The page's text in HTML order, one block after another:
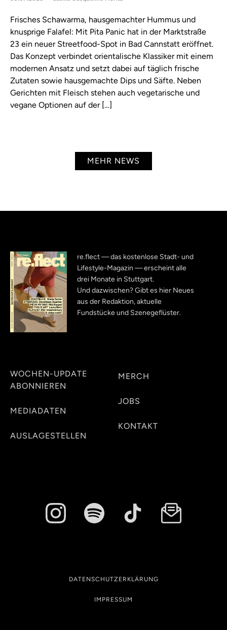
Frisches Schawarma, hausgemachter Hummus und
knusprige Falafel: Mit Pita Panic hat in der Marktstraße
23 ein neuer Streetfood-Spot in Bad Cannstatt eröffnet.
Das Konzept verbindet orientalische Klassiker mit einem
modernen Ansatz und setzt dabei auf täglich frische
Zutaten sowie hausgemachte Dips und Säfte. Neben
Gerichten mit Fleisch stehen auch vegetarische und
vegane Optionen auf der […]
MEHR NEWS
re.flect — das kostenlose Stadt- und
Lifestyle-Magazin — erscheint alle
drei Monate in Stuttgart.
Und dazwischen? Gibt es hier Neues
aus der Redaktion, aktuelle
Fundstücke und Szenegeflüster.
WOCHEN-UPDATE
ABONNIEREN
MEDIADATEN
AUSLAGESTELLEN
MERCH
JOBS
KONTAKT
DATENSCHUTZERKLÄRUNG
IMPRESSUM